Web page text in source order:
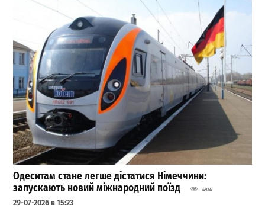
Одеситам стане легше дістатися Німеччини:
запускають новий міжнародний поїзд
4934
29-07-2026 в 15:23